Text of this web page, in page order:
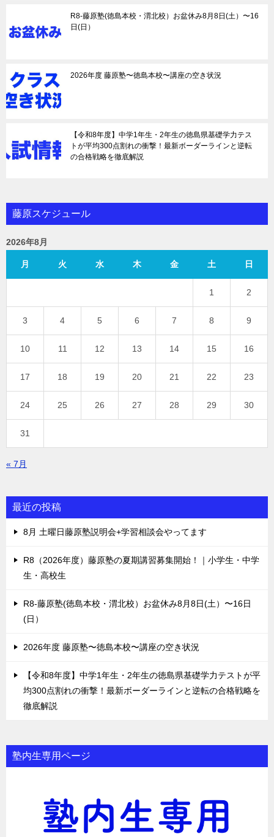
R8-藤原塾(徳島本校・渭北校）お盆休み8月8日(土）〜16
日(日）
2026年度 藤原塾〜徳島本校〜講座の空き状況
【令和8年度】中学1年生・2年生の徳島県基礎学力テス
トが平均300点割れの衝撃！最新ボーダーラインと逆転
の合格戦略を徹底解説
藤原スケジュール
2026年8月
月 火 水 木 金 土 日
1 2
3 4 5 6 7 8 9
10 11 12 13 14 15 16
17 18 19 20 21 22 23
24 25 26 27 28 29 30
31
« 7月
最近の投稿
8月 土曜日藤原塾説明会+学習相談会やってます
R8（2026年度）藤原塾の夏期講習募集開始！｜小学生・中学
生・高校生
R8-藤原塾(徳島本校・渭北校）お盆休み8月8日(土）〜16日
(日）
2026年度 藤原塾〜徳島本校〜講座の空き状況
【令和8年度】中学1年生・2年生の徳島県基礎学力テストが平
均300点割れの衝撃！最新ボーダーラインと逆転の合格戦略を
徹底解説
塾内生専用ページ